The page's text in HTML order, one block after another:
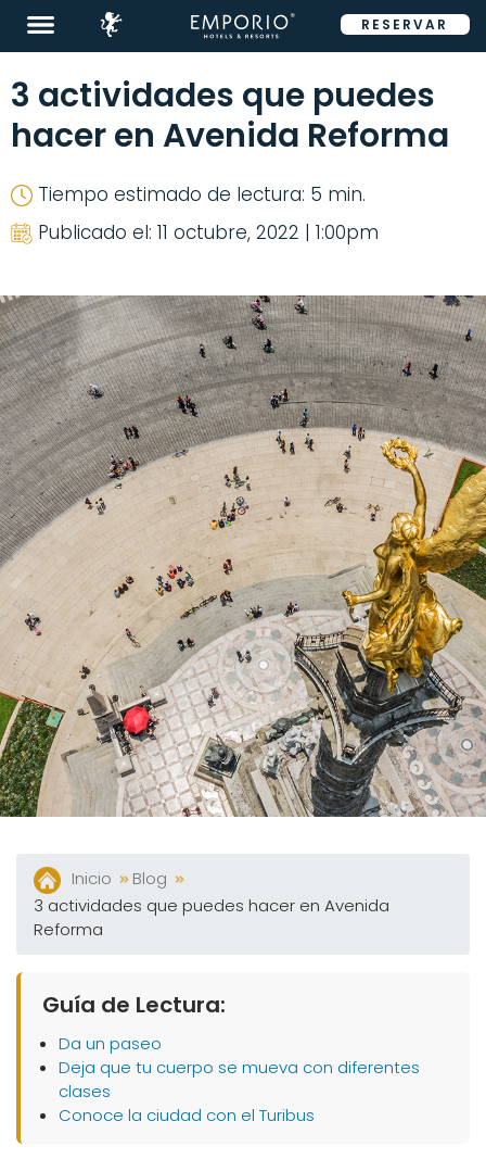
Destinos
Promociones
Restaurantes
&
Bares
Eventos
Tour
360°
Blog
Contacto
Facturación
Electrónica
Preguntas
Frecuentes
ENG
RESERVAR
3 actividades que puedes
hacer en Avenida Reforma
Tiempo estimado de lectura: 5 min.
Publicado el: 11 octubre, 2022 | 1:00pm
Inicio
Blog
3 actividades que puedes hacer en Avenida
Reforma
Guía de Lectura:
Da un paseo
Deja que tu cuerpo se mueva con diferentes
clases
Conoce la ciudad con el Turibus